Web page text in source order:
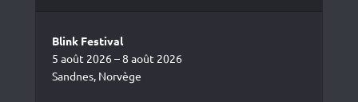
Blink Festival
5 août 2026 – 8 août 2026
Sandnes, Norvège